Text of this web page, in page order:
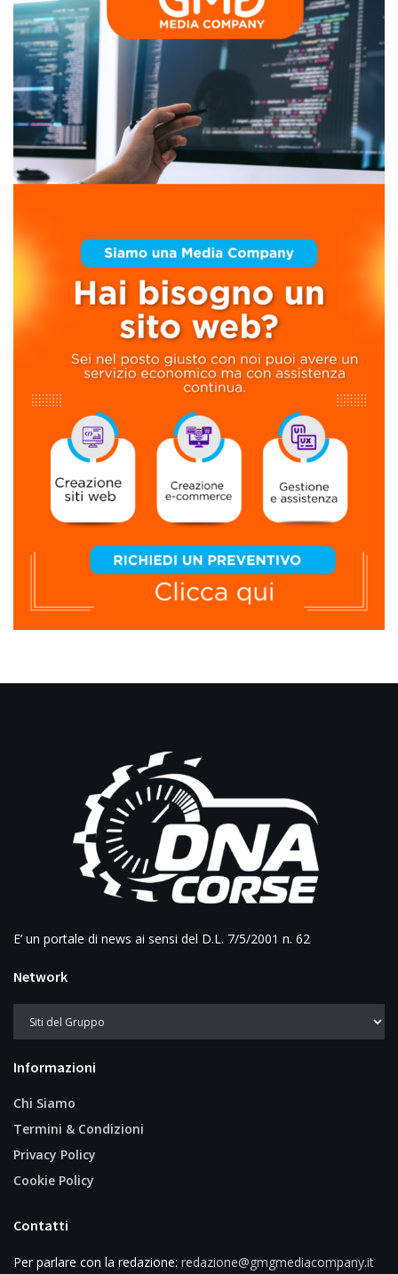
E’ un portale di news ai sensi del D.L. 7/5/2001 n. 62
Network
Informazioni
Chi Siamo
Termini & Condizioni
Privacy Policy
Cookie Policy
Contatti
Per parlare con la redazione: redazione@gmgmediacompany.it